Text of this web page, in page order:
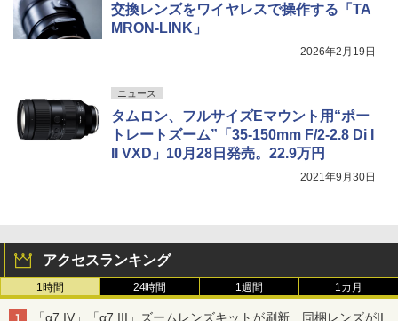
交換レンズをワイヤレスで操作する「TA
MRON-LINK」
2026年2月19日
ニュース
タムロン、フルサイズEマウント用“ポー
トレートズーム”「35-150mm F/2-2.8 Di I
II VXD」10月28日発売。22.9万円
2021年9月30日
アクセスランキング
1時間 24時間 1週間 1カ月
「α7 IV」「α7 III」ズームレンズキットが刷新 同梱レンズがII